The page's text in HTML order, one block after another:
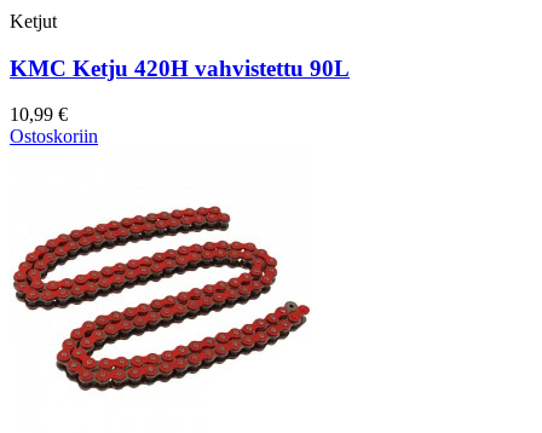
Ketjut
KMC Ketju 420H vahvistettu 90L
10,99 €
Ostoskoriin